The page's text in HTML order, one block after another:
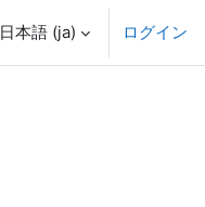
日本語 ‎(ja)‎ ログイン